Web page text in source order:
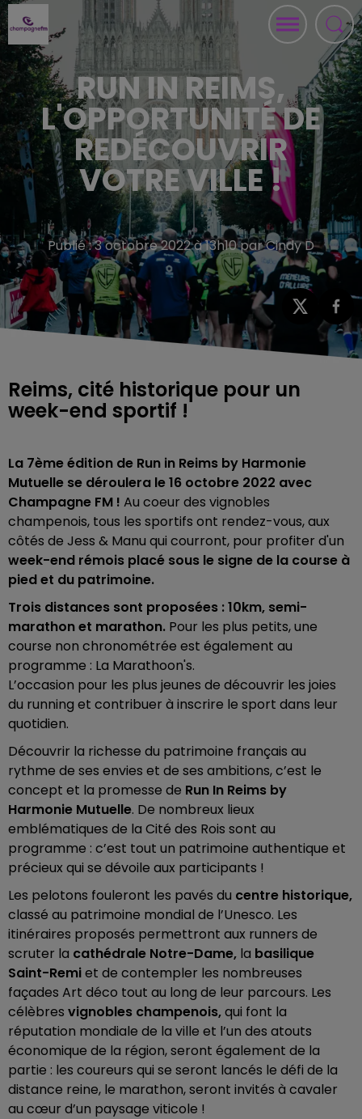
RUN IN REIMS,
L'OPPORTUNITÉ DE
REDÉCOUVRIR
VOTRE VILLE !
Publié : 3 octobre 2022 à 13h10 par Cindy D
Reims, cité historique pour un
week-end sportif !
La 7ème édition de Run in Reims by Harmonie
Mutuelle se déroulera le 16 octobre 2022 avec
Champagne FM ! Au coeur des vignobles
champenois, tous les sportifs ont rendez-vous, aux
côtés de Jess & Manu qui courront, pour profiter d'un
week-end rémois placé sous le signe de la course à
pied et du patrimoine.
Trois distances sont proposées : 10km, semi-
marathon et marathon. Pour les plus petits, une
course non chronométrée est également au
programme : La Marathoon's.
L’occasion pour les plus jeunes de découvrir les joies
du running et contribuer à inscrire le sport dans leur
quotidien.
Découvrir la richesse du patrimoine français au
rythme de ses envies et de ses ambitions, c’est le
concept et la promesse de Run In Reims by
Harmonie Mutuelle. De nombreux lieux
emblématiques de la Cité des Rois sont au
programme : c’est tout un patrimoine authentique et
précieux qui se dévoile aux participants !
Les pelotons fouleront les pavés du centre historique,
classé au patrimoine mondial de l’Unesco. Les
itinéraires proposés permettront aux runners de
scruter la cathédrale Notre-Dame, la basilique
Saint-Remiet de contempler les nombreuses
façades Art déco tout au long de leur parcours. Les
célèbres vignobles champenois,qui font la
réputation mondiale de la ville et l’un des atouts
économique de la région, seront également de la
partie : les coureurs qui se seront lancés le défi de la
distance reine, le marathon, seront invités à cavaler
au cœur d’un paysage viticole !